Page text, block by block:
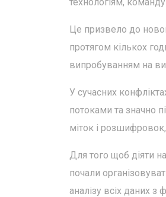
Це призвело до
протягом кількох
випробуванням на
У сучасних
потоками та значно
міток і розшифровок,
Для того щоб діяти
почали
аналізу всіх даних з